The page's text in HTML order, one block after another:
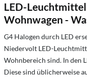
LED-
Wohnwagen -
G4 Halogen durch LED
Niedervolt LED-
Wohnbereich sind. In den
Diese sind üblicherweise